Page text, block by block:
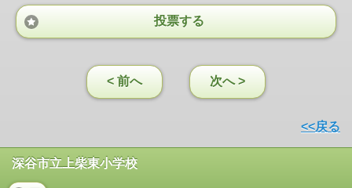
投票する
< 前へ 次へ >
<<戻る
深谷市立上柴東小学校